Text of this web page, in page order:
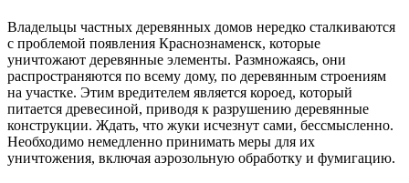
Владельцы частных деревянных домов нередко сталкиваются
с проблемой появления Краснознаменск, которые
уничтожают деревянные элементы. Размножаясь, они
распространяются по всему дому, по деревянным строениям
на участке. Этим вредителем является короед, который
питается древесиной, приводя к разрушению деревянные
конструкции. Ждать, что жуки исчезнут сами, бессмысленно.
Необходимо немедленно принимать меры для их
уничтожения, включая аэрозольную обработку и фумигацию.